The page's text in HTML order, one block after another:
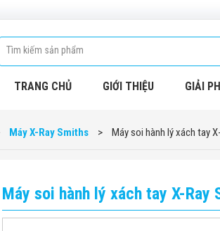
TRANG CHỦ GIỚI THIỆU GIẢI
Máy X-Ray Smiths > Máy soi hành lý xách tay
Máy soi hành lý xách tay X-